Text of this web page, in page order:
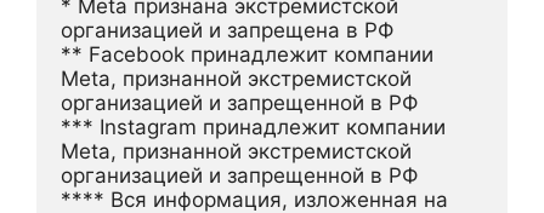
* Meta признана экстремистской
организацией и запрещена в РФ
** Facebook принадлежит компании
Meta, признанной экстремистской
организацией и запрещенной в РФ
*** Instagram принадлежит компании
Meta, признанной экстремистской
организацией и запрещенной в РФ
**** Вся информация, изложенная на